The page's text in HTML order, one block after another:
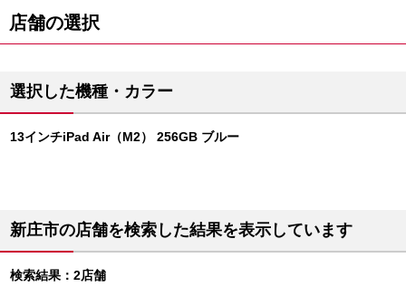
店舗の選択
選択した機種・カラー
13インチiPad Air（M2） 256GB ブルー
新庄市の店舗を検索した結果を表示しています
検索結果：2店舗